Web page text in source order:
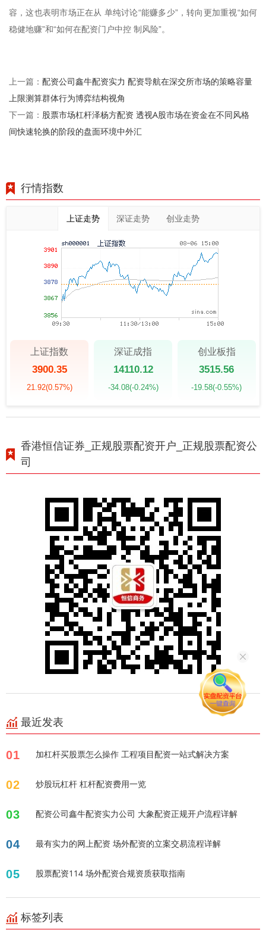
容，这也表明市场正在从 单纯讨论“能赚多少”，转向更加重视“如何
稳健地赚”和“如何在配资门户中控 制风险”。
上一篇： 配资公司鑫牛配资实力 配资导航在深交所市场的策略容量
上限测算群体行为博弈结构视角
下一篇： 股票市场杠杆泽杨方配资 透视A股市场在资金在不同风格
间快速轮换的阶段的盘面环境中外汇
行情指数
上证走势 深证走势 创业走势
上证指数
3900.35
21.92(0.57%)
深证成指
14110.12
-34.08(-0.24%)
创业板指
3515.56
-19.58(-0.55%)
香港恒信证券_正规股票配资开户_正规股票配资公
司
最近发表
01 加杠杆买股票怎么操作 工程项目配资一站式解决方案
02 炒股玩杠杆 杠杆配资费用一览
03 配资公司鑫牛配资实力公司 大象配资正规开户流程详解
04 最有实力的网上配资 场外配资的立案交易流程详解
05 股票配资114 场外配资合规资质获取指南
标签列表